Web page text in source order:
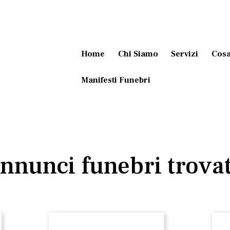
Home Chi Siamo Servizi
Manifesti Funebri
funebri